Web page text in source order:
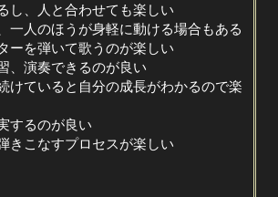
し、人と合わせても楽しい
一人のほうが身軽に動ける場合もある
ーを弾いて歌うのが楽しい
、演奏できるのが良い
けていると自分の成長がわかるので楽
するのが良い
きこなすプロセスが楽しい